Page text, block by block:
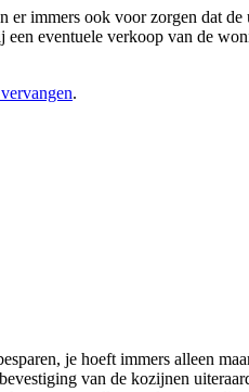
immers ook voor zorgen dat
eventuele verkoop van de
.
je hoeft immers alleen
van de kozijnen